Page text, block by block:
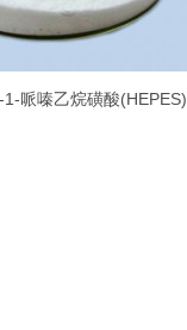
哌嗪乙烷磺酸(HEPES)